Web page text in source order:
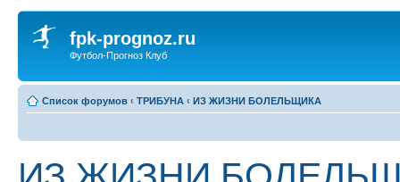
fpk-prognoz.ru
Футбол-Прогноз Клуб
Список форумов ‹ ТРИБУНА ‹ ИЗ ЖИЗНИ БОЛЕЛЬЩИКА